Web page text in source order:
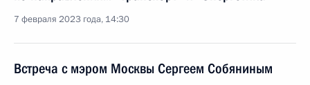
7 февраля 2023 года, 14:30
Встреча с мэром Москвы Сергеем Собяниным